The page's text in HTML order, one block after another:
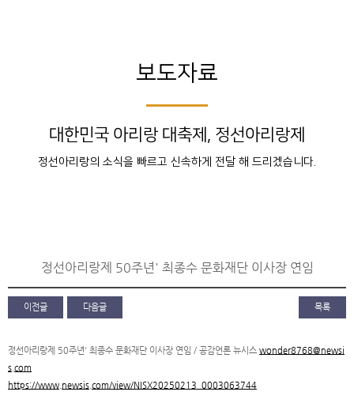
보도자료
대한민국 아리랑 대축제, 정선아리랑제
정선아리랑의 소식을 빠르고 신속하게 전달 해 드리겠습니다.
정선아리랑제 50주년' 최종수 문화재단 이사장 연임
이전글 다음글 목록
정선아리랑제 50주년' 최종수 문화재단 이사장 연임 / 공감언론 뉴시스 wonder8768@newsi
s.com
https://www.newsis.com/view/NISX20250213_0003063744